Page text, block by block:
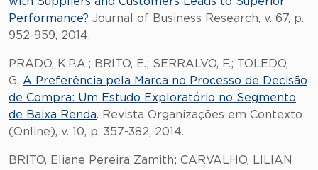
Performance? Journal of Business Research, v. 67, p.
952-959, 2014.
PRADO, K.P.A.; BRITO, E.; SERRALVO, F.; TOLEDO,
G. A Preferência pela Marca no Processo de Decisão
de Compra: Um Estudo Exploratório no Segmento
de Baixa Renda. Revista Organizações em Contexto
(Online), v. 10, p. 357-382, 2014.
BRITO, Eliane Pereira Zamith; CARVALHO, LILIAN